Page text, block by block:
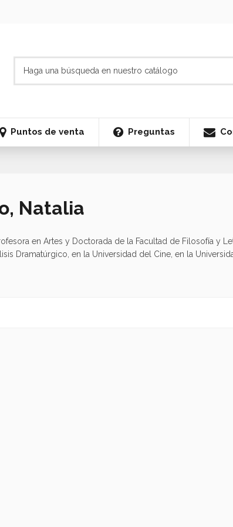
Puntos de venta Preguntas
Natalia
en Artes y Doctorada de la Facultad de Filosofía y
Dramatúrgico, en la Universidad del Cine, en la